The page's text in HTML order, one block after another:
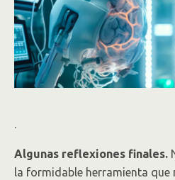
.
Algunas reflexiones finales.
la formidable herramienta que